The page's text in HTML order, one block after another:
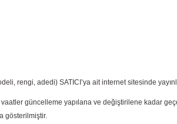
rengi, adedi) SATICI’ya ait internet sitesinde
güncelleme yapılana ve değiştirilene kadar
gösterilmiştir.